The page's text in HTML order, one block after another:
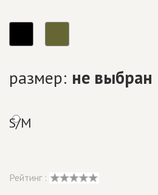
размер: не выбран
S/M
Рейтинг :